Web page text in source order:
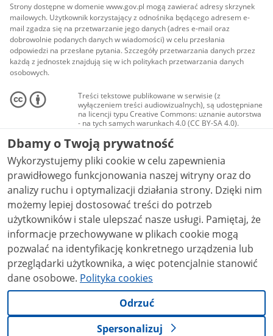
Strony dostępne w domenie www.gov.pl mogą zawierać adresy skrzynek
mailowych. Użytkownik korzystający z odnośnika będącego adresem e-
mail zgadza się na przetwarzanie jego danych (adres e-mail oraz
dobrowolnie podanych danych w wiadomości) w celu przesłania
odpowiedzi na przesłane pytania. Szczegóły przetwarzania danych przez
każdą z jednostek znajdują się w ich politykach przetwarzania danych
osobowych.
Treści tekstowe publikowane w serwisie (z
wyłączeniem treści audiowizualnych), są udostępniane
na licencji typu Creative Commons: uznanie autorstwa
- na tych samych warunkach 4.0 (CC BY-SA 4.0).
Materiały audiowizualne, w tym zdjęcia, materiały
audio i wideo, są udostępniane na licencji typu
Creative Commons: uznanie autorstwa użycie
niekomercyjne - bez utworów zależnych 4.0 (CC BY-
NC-ND 4.0), o ile nie jest to stwierdzone inaczej.
Dbamy o Twoją prywatność
Wykorzystujemy pliki cookie w celu zapewnienia
prawidłowego funkcjonowania naszej witryny oraz do
analizy ruchu i optymalizacji działania strony. Dzięki nim
możemy lepiej dostosować treści do potrzeb
użytkowników i stale ulepszać nasze usługi. Pamiętaj, że
informacje przechowywane w plikach cookie mogą
pozwalać na identyfikację konkretnego urządzenia lub
przeglądarki użytkownika, a więc potencjalnie stanowić
dane osobowe. Polityka cookies
Odrzuć
Spersonalizuj